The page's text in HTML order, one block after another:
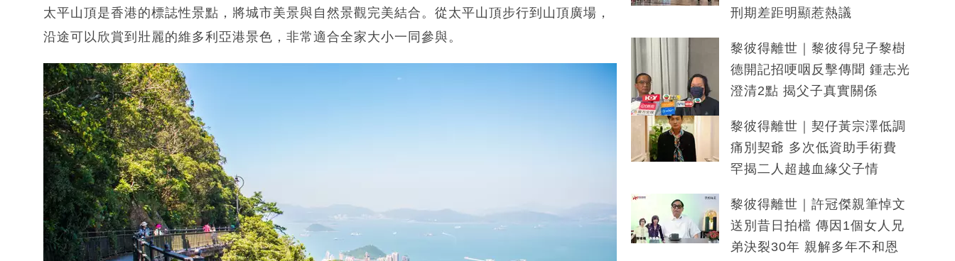
太平山頂是香港的標誌性景點，將城市美景與自然景觀完美結合。從太平山頂步行到山頂廣場，
沿途可以欣賞到壯麗的維多利亞港景色，非常適合全家大小一同參與。
刑期差距明顯惹熱議
黎彼得離世｜黎彼得兒子黎樹
德開記招哽咽反擊傳聞 鍾志光
澄清2點 揭父子真實關係
黎彼得離世｜契仔黃宗澤低調
痛別契爺 多次低資助手術費
罕揭二人超越血緣父子情
黎彼得離世｜許冠傑親筆悼文
送別昔日拍檔 傳因1個女人兄
弟決裂30年 親解多年不和恩